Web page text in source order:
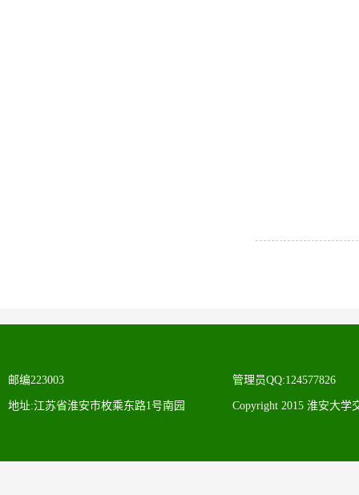
邮编223003
地址:江苏省淮安市枚乘东路1号南园
管理员QQ:124577826
Copyright 2015 淮安大学